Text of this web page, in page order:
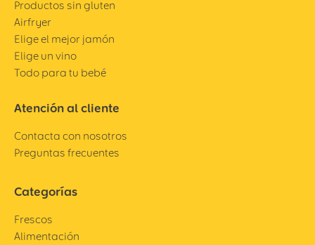
Productos sin gluten
Airfryer
Elige el mejor jamón
Elige un vino
Todo para tu bebé
Atención al cliente
Contacta con nosotros
Preguntas frecuentes
Categorías
Frescos
Alimentación